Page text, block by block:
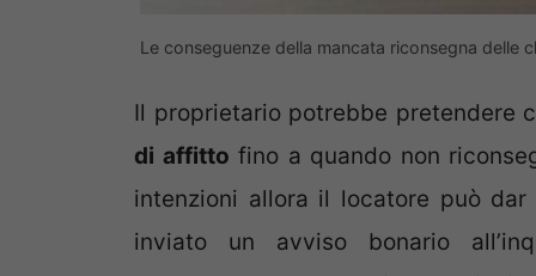
Le conseguenze della mancata riconsegna delle
Il proprietario potrebbe pretendere
di affitto fino a quando non
intenzioni allora il locatore può
inviato un avviso bonario